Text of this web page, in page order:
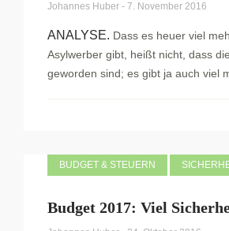
Johannes Huber - 7. November 2016
ANALYSE. Dass es heuer viel
Asylwerber gibt, heißt nicht, dass
geworden sind; es gibt ja auch viel
BUDGET & STEUERN
Budget 2017: Viel